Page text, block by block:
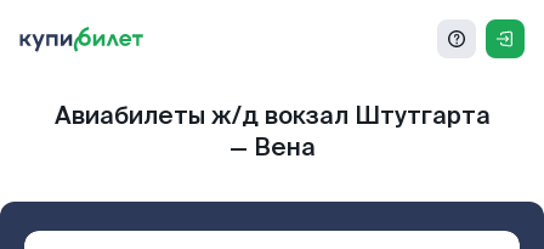
Авиабилеты ж/д вокзал Штутгарта
— Вена